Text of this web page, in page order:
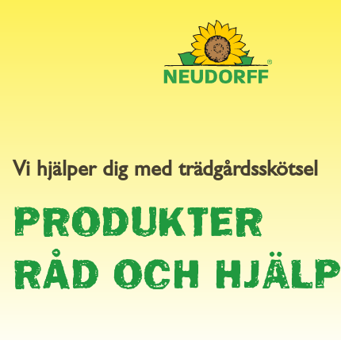
Vi hjälper dig med trädgårdsskötsel
PRODUKTER
RÅD OCH HJÄLP
RÅD OCH
HJÄLP